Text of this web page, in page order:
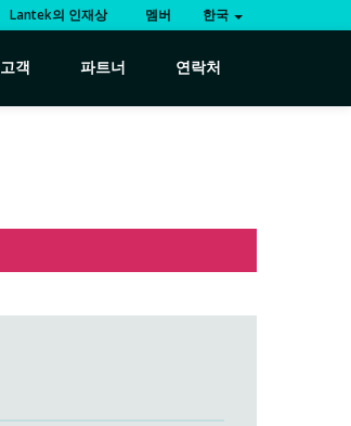
Lantek의 인재상 멤버 한국
고객 파트너 연락처